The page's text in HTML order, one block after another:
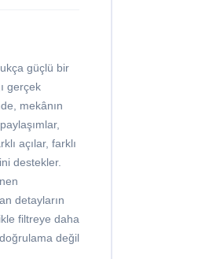
güçlü bir
gerçek
mekânın
açılar, farklı
destekler.
detayların
filtreye daha
değil